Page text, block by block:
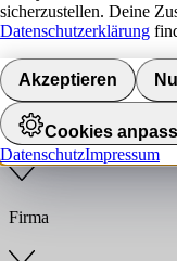
Jobs finden
Branche
Firma
sicherzustellen. Deine
Datenschutzerklärung
Akzeptieren
Cookies
DatenschutzImpressum